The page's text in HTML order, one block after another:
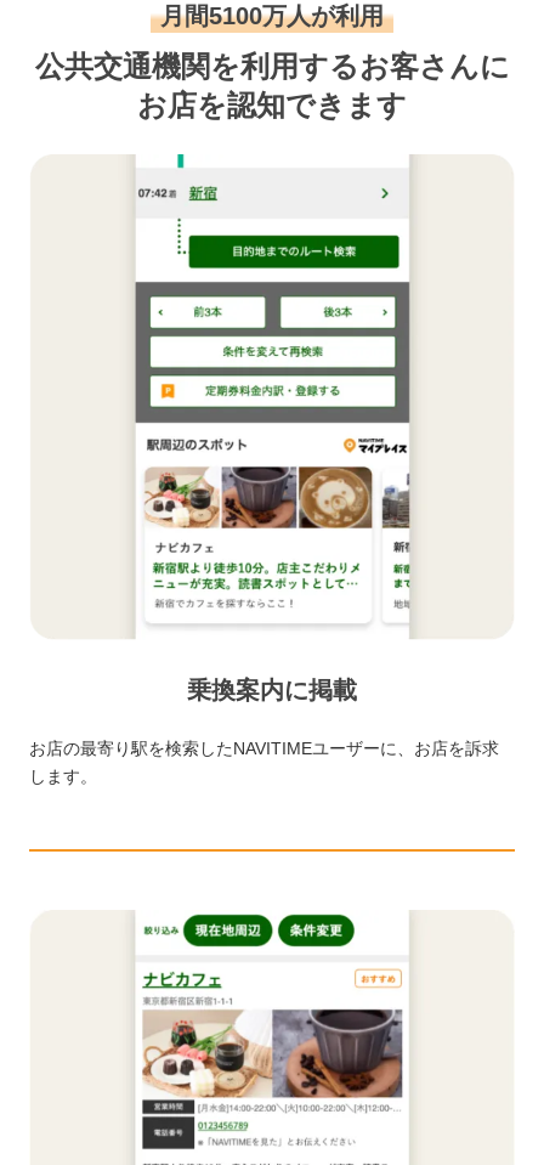
月間5100万人が利用
公共交通機関を利用するお客さんに
お店を認知できます
乗換案内に掲載
お店の最寄り駅を検索したNAVITIMEユーザーに、お店を訴求
します。